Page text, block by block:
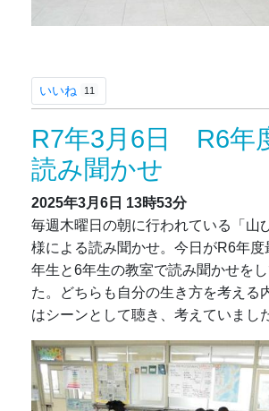
いいね 11
R7年3月6日 R6年
読み聞かせ
2025年3月6日 13時53分
毎週木曜日の朝に行われている「山
様による読み聞かせ。今日がR6年度
年生と6年生の教室で読み聞かせを
た。どちらも自分の生き方を考える
はシーンとして聴き、考えていまし